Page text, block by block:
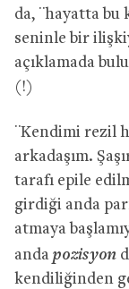
da, ¨hayatta bu
seninle bir
açıklamada
(!)
¨Kendimi rezil
arkadaşım.
tarafı epile
girdiği anda
atmaya
anda pozisyon
kendiliğinden